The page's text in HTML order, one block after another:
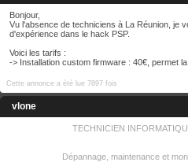
Bonjour,
Vu l'absence de techniciens à La Réunion, je
d'expérience dans le hack PSP.
Voici les tarifs :
-> Installation custom firmware : 40€, permet
Cette annonce a été lue 7897 fois
vlone
TECHNICIEN
Dépannage, maintenance et